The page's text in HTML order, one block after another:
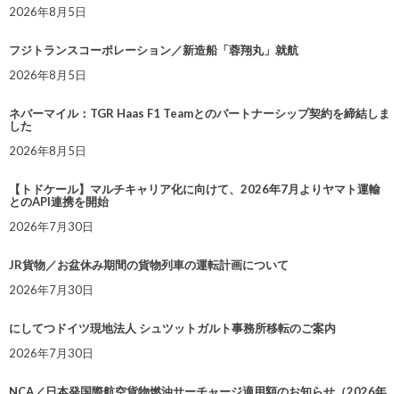
2026年8月5日
フジトランスコーポレーション／新造船「蓉翔丸」就航
2026年8月5日
ネバーマイル：TGR Haas F1 Teamとのパートナーシップ契約を締結しま
した
2026年8月5日
【トドケール】マルチキャリア化に向けて、2026年7月よりヤマト運輸
とのAPI連携を開始
2026年7月30日
JR貨物／お盆休み期間の貨物列車の運転計画について
2026年7月30日
にしてつドイツ現地法人 シュツットガルト事務所移転のご案内
2026年7月30日